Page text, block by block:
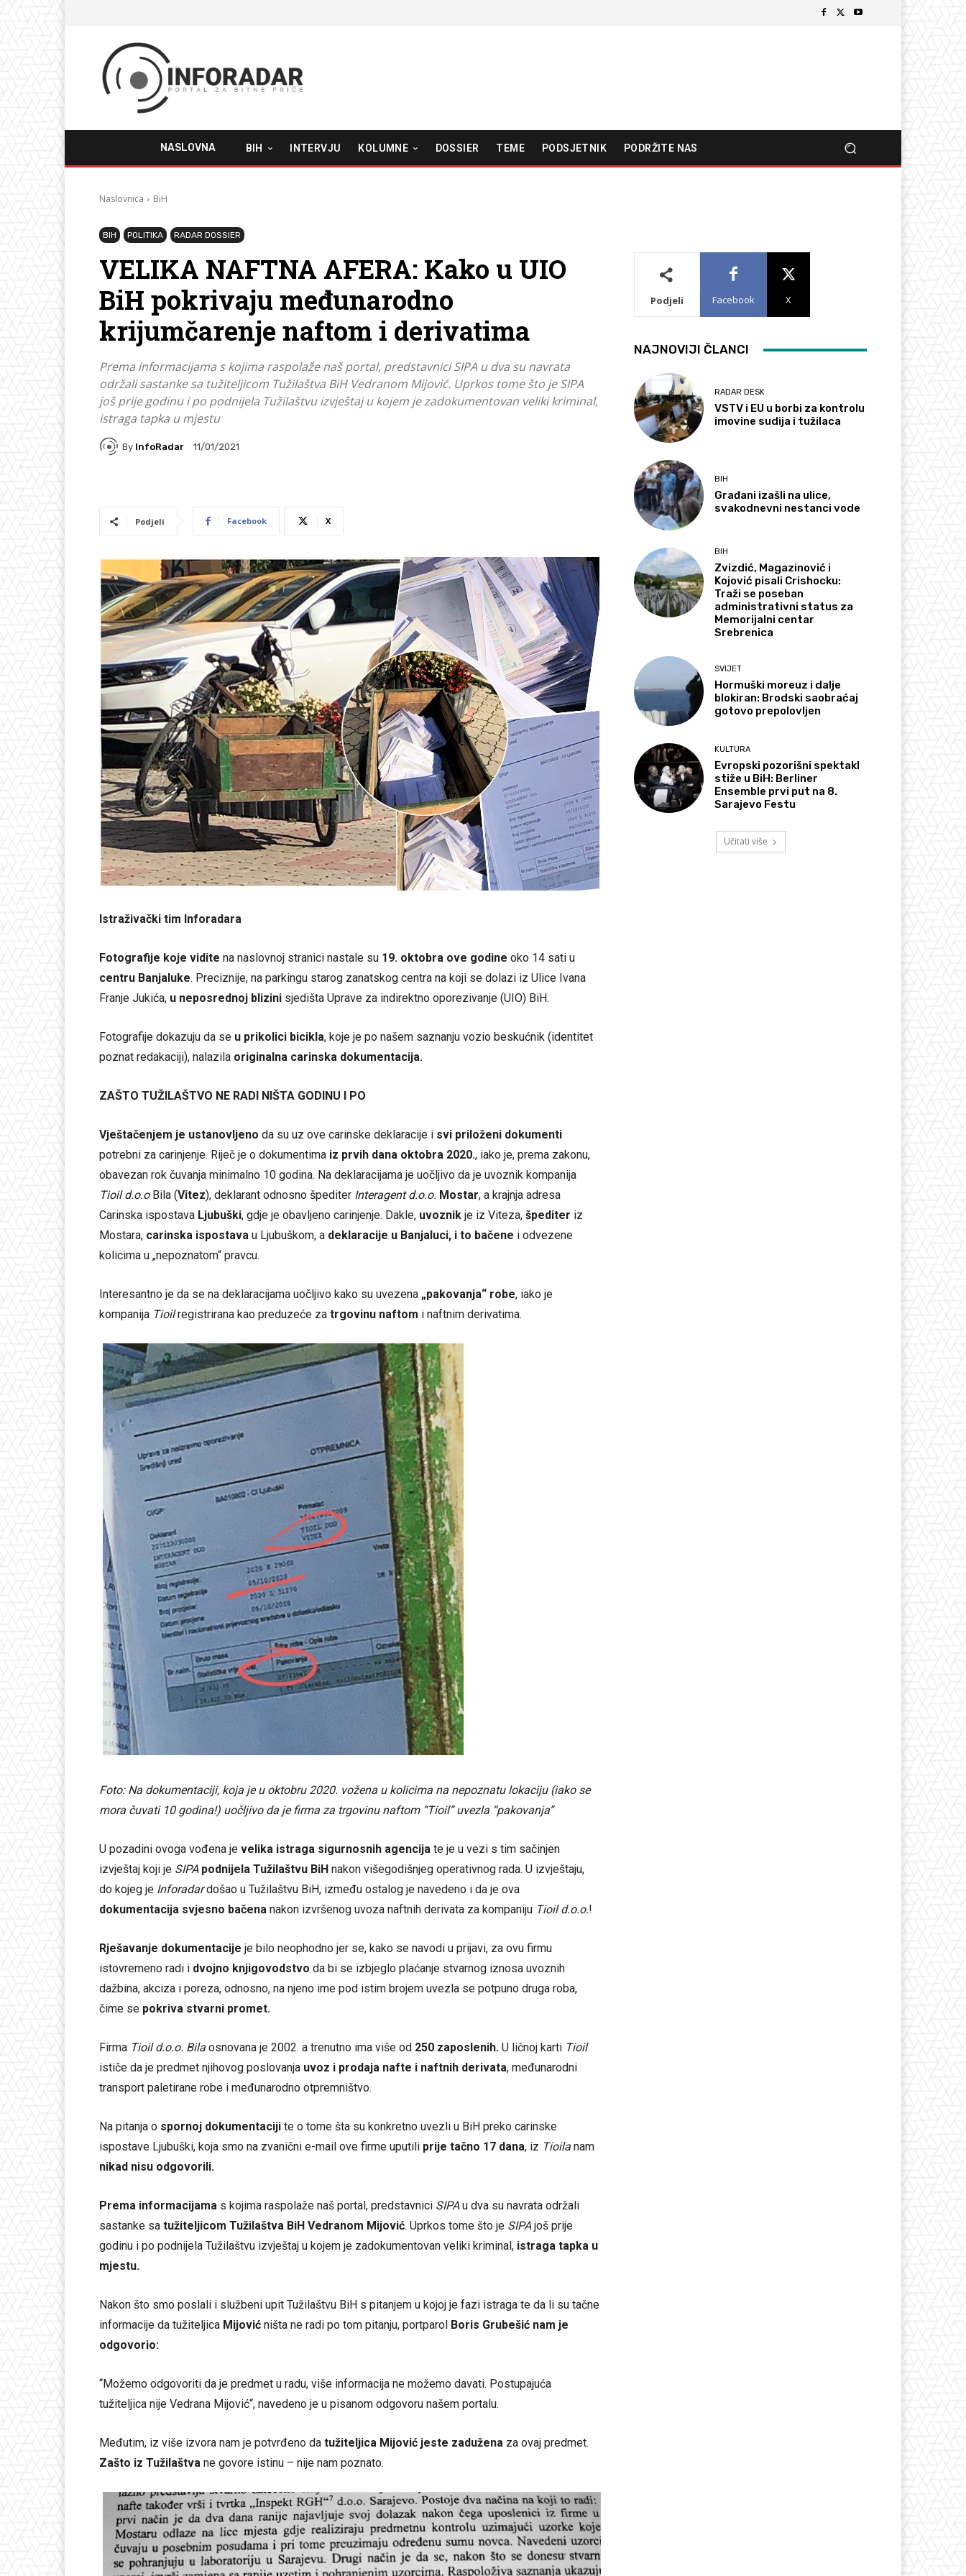
NASLOVNA BIH INTERVJU KOLUMNE DOSSIER TEME PODSJETNIK PODRŽITE NAS
Naslovnica BiH
BIH POLITIKA RADAR DOSSIER
VELIKA NAFTNA AFERA: Kako u UIO
BiH pokrivaju međunarodno
krijumčarenje naftom i derivatima
Prema informacijama s kojima raspolaže naš portal, predstavnici SIPA u dva su navrata
održali sastanke sa tužiteljicom Tužilaštva BiH Vedranom Mijović. Uprkos tome što je SIPA
još prije godinu i po podnijela Tužilaštvu izvještaj u kojem je zadokumentovan veliki kriminal,
istraga tapka u mjestu
By InfoRadar 11/01/2021
Podjeli Facebook X
Istraživački tim Inforadara
Fotografije koje vidite na naslovnoj stranici nastale su 19. oktobra ove godine oko 14 sati u
centru Banjaluke. Preciznije, na parkingu starog zanatskog centra na koji se dolazi iz Ulice Ivana
Franje Jukića, u neposrednoj blizini sjedišta Uprave za indirektno oporezivanje (UIO) BiH.
Fotografije dokazuju da se u prikolici bicikla, koje je po našem saznanju vozio beskućnik (identitet
poznat redakaciji), nalazila originalna carinska dokumentacija.
ZAŠTO TUŽILAŠTVO NE RADI NIŠTA GODINU I PO
Vještačenjem je ustanovljeno da su uz ove carinske deklaracije i svi priloženi dokumenti
potrebni za carinjenje. Riječ je o dokumentima iz prvih dana oktobra 2020., iako je, prema zakonu,
obavezan rok čuvanja minimalno 10 godina. Na deklaracijama je uočljivo da je uvoznik kompanija
Tioil d.o.oBila (Vitez), deklarant odnosno špediter Interagent d.o.o. Mostar, a krajnja adresa
Carinska ispostava Ljubuški, gdje je obavljeno carinjenje. Dakle, uvoznik je iz Viteza, špediter iz
Mostara, carinska ispostava u Ljubuškom, a deklaracije u Banjaluci, i to bačene i odvezene
kolicima u „nepoznatom“ pravcu.
Interesantno je da se na deklaracijama uočljivo kako su uvezena „pakovanja“ robe, iako je
kompanija Tioilregistrirana kao preduzeće za trgovinu naftom i naftnim derivatima.
Foto: Na dokumentaciji, koja je u oktobru 2020. vožena u kolicima na nepoznatu lokaciju (iako se
mora čuvati 10 godina!) uočljivo da je firma za trgovinu naftom “Tioil” uvezla “pakovanja”
U pozadini ovoga vođena je velika istraga sigurnosnih agencija te je u vezi s tim sačinjen
izvještaj koji je SIPA podnijela Tužilaštvu BiH nakon višegodišnjeg operativnog rada. U izvještaju,
do kojeg je Inforadardošao u Tužilaštvu BiH, između ostalog je navedeno i da je ova
dokumentacija svjesno bačena nakon izvršenog uvoza naftnih derivata za kompaniju Tioil d.o.o.!
Rješavanje dokumentacije je bilo neophodno jer se, kako se navodi u prijavi, za ovu firmu
istovremeno radi i dvojno knjigovodstvo da bi se izbjeglo plaćanje stvarnog iznosa uvoznih
dažbina, akciza i poreza, odnosno, na njeno ime pod istim brojem uvezla se potpuno druga roba,
čime se pokriva stvarni promet.
Firma Tioil d.o.o. Bila osnovana je 2002. a trenutno ima više od 250 zaposlenih. U ličnoj karti Tioil
ističe da je predmet njihovog poslovanja uvoz i prodaja nafte i naftnih derivata, međunarodni
transport paletirane robe i međunarodno otpremništvo.
Na pitanja o spornoj dokumentaciji te o tome šta su konkretno uvezli u BiH preko carinske
ispostave Ljubuški, koja smo na zvanični e-mail ove firme uputili prije tačno 17 dana, iz Tioila nam
nikad nisu odgovorili.
Prema informacijama s kojima raspolaže naš portal, predstavnici SIPAu dva su navrata održali
sastanke sa tužiteljicom Tužilaštva BiH Vedranom Mijović. Uprkos tome što je SIPAjoš prije
godinu i po podnijela Tužilaštvu izvještaj u kojem je zadokumentovan veliki kriminal, istraga tapka u
mjestu.
Nakon što smo poslali i službeni upit Tužilaštvu BiH s pitanjem u kojoj je fazi istraga te da li su tačne
informacije da tužiteljica Mijović ništa ne radi po tom pitanju, portparol Boris Grubešić nam je
odgovorio:
“Možemo odgovoriti da je predmet u radu, više informacija ne možemo davati. Postupajuća
tužiteljica nije Vedrana Mijović“, navedeno je u pisanom odgovoru našem portalu.
Međutim, iz više izvora nam je potvrđeno da tužiteljica Mijović jeste zadužena za ovaj predmet.
Zašto iz Tužilaštva ne govore istinu – nije nam poznato.
Podjeli Facebook X
NAJNOVIJI ČLANCI
RADAR DESK
VSTV i EU u borbi za kontrolu
imovine sudija i tužilaca
BIH
Građani izašli na ulice,
svakodnevni nestanci vode
BIH
Zvizdić, Magazinović i
Kojović pisali Crishocku:
Traži se poseban
administrativni status za
Memorijalni centar
Srebrenica
SVIJET
Hormuški moreuz i dalje
blokiran: Brodski saobraćaj
gotovo prepolovljen
KULTURA
Evropski pozorišni spektakl
stiže u BiH: Berliner
Ensemble prvi put na 8.
Sarajevo Festu
Učitati više